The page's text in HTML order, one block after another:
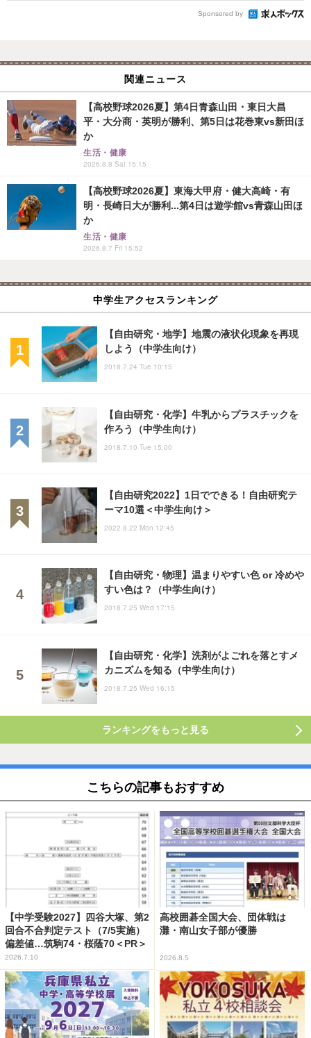
Sponsored by
関連ニュース
【高校野球2026夏】第4日青森山田・東日大昌
平・大分商・英明が勝利、第5日は花巻東vs新田ほ
か
生活・健康
2026.8.8 Sat 15:15
【高校野球2026夏】東海大甲府・健大高崎・有
明・長崎日大が勝利...第4日は遊学館vs青森山田ほ
か
生活・健康
2026.8.7 Fri 15:52
中学生アクセスランキング
【自由研究・地学】地震の液状化現象を再現
しよう（中学生向け）
2018.7.24 Tue 10:15
【自由研究・化学】牛乳からプラスチックを
作ろう（中学生向け）
2018.7.10 Tue 15:00
【自由研究2022】1日でできる！自由研究テ
ーマ10選＜中学生向け＞
2022.8.22 Mon 12:45
【自由研究・物理】温まりやすい色 or 冷めや
すい色は？（中学生向け）
2018.7.25 Wed 17:15
【自由研究・化学】洗剤がよごれを落とすメ
カニズムを知る（中学生向け）
2018.7.25 Wed 16:15
ランキングをもっと見る
こちらの記事もおすすめ
【中学受験2027】四谷大塚、第2
回合不合判定テスト（7/5実施）
偏差値…筑駒74・桜蔭70＜PR＞
2026.7.10
高校囲碁全国大会、団体戦は
灘・南山女子部が優勝
2026.8.5